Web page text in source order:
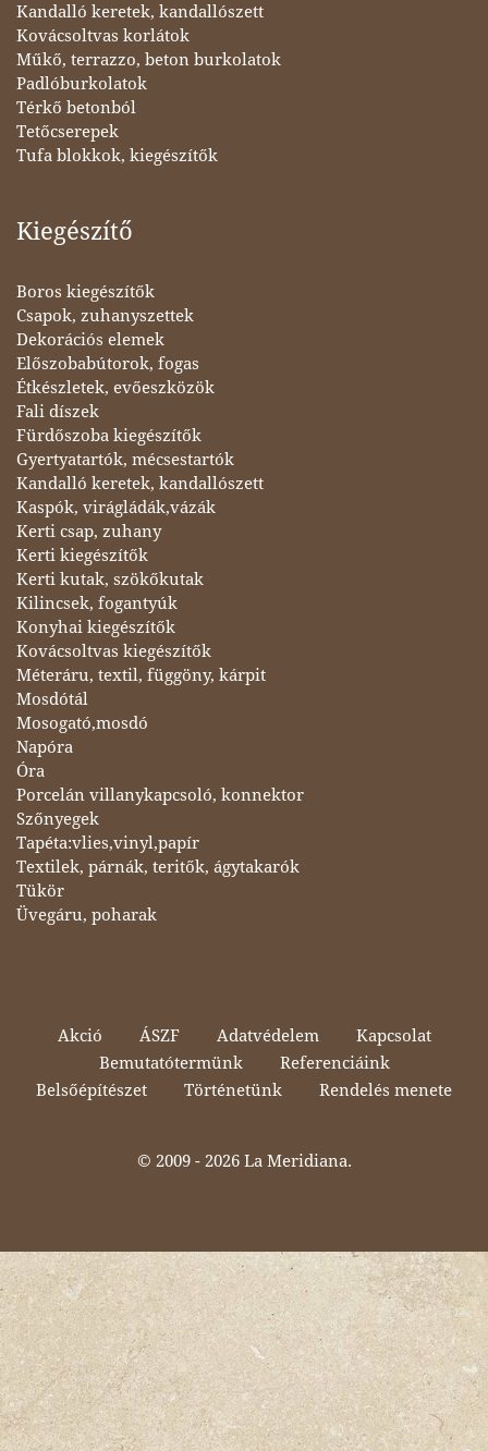
Kandalló keretek, kandallószett
Kovácsoltvas korlátok
Műkő, terrazzo, beton burkolatok
Padlóburkolatok
Térkő betonból
Tetőcserepek
Tufa blokkok, kiegészítők
Kiegészítő
Boros kiegészítők
Csapok, zuhanyszettek
Dekorációs elemek
Előszobabútorok, fogas
Étkészletek, evőeszközök
Fali díszek
Fürdőszoba kiegészítők
Gyertyatartók, mécsestartók
Kandalló keretek, kandallószett
Kaspók, virágládák,vázák
Kerti csap, zuhany
Kerti kiegészítők
Kerti kutak, szökőkutak
Kilincsek, fogantyúk
Konyhai kiegészítők
Kovácsoltvas kiegészítők
Méteráru, textil, függöny, kárpit
Mosdótál
Mosogató,mosdó
Napóra
Óra
Porcelán villanykapcsoló, konnektor
Szőnyegek
Tapéta:vlies,vinyl,papír
Textilek, párnák, teritők, ágytakarók
Tükör
Üvegáru, poharak
Akció ÁSZF Adatvédelem
Kapcsolat
Bemutatótermünk
Referenciáink
Belsőépítészet
Történetünk Rendelés menete
© 2009 - 2026 La Meridiana.